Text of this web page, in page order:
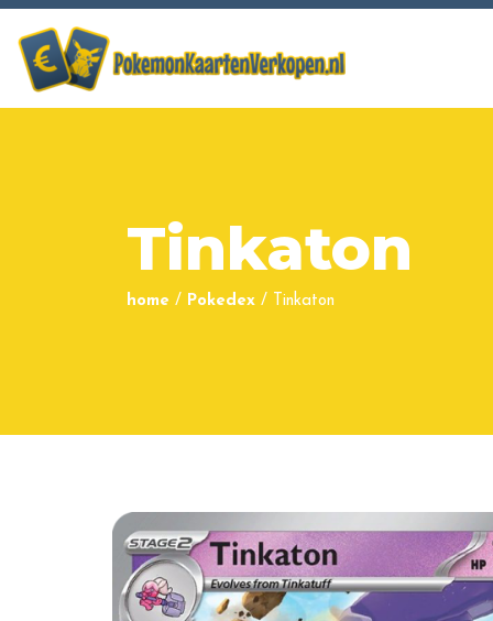
Tinkaton
home / Pokedex / Tinkaton